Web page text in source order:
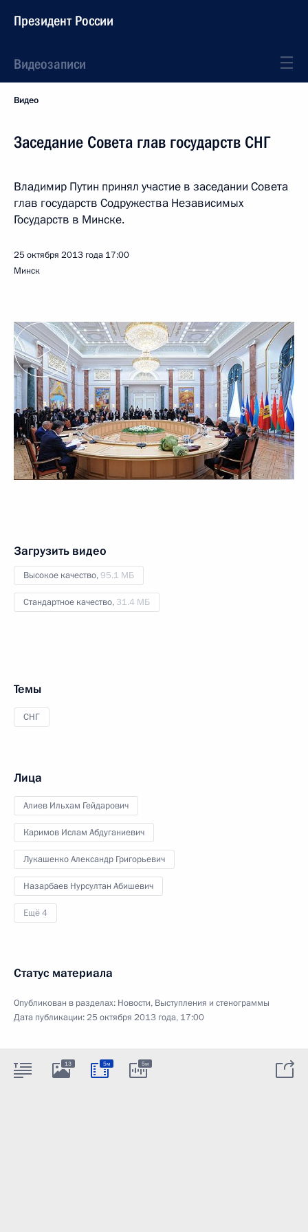
Президент России
Видеозаписи
Видео
Заседание Совета глав государств СНГ
Владимир Путин принял участие в заседании Совета
глав государств Содружества Независимых
Государств в Минске.
25 октября 2013 года 17:00
Минск
Загрузить видео
Высокое качество,95.1 МБ
Стандартное качество, 31.4 МБ
Темы
СНГ
Лица
Алиев Ильхам Гейдарович
Каримов Ислам Абдуганиевич
Лукашенко Александр Григорьевич
Назарбаев Нурсултан Абишевич
Ещё 4
Статус материала
Опубликован в разделах: Новости, Выступления и стенограммы
Дата публикации:25 октября 2013 года, 17:00
13 5м 5м